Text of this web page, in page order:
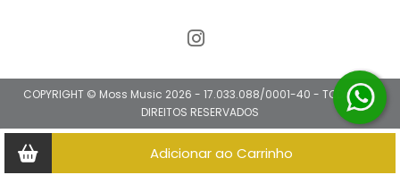
Adicionar ao Carrinho
COPYRIGHT © Moss Music 2026 - 17.033.088/0001-40 - TODOS OS
DIREITOS RESERVADOS